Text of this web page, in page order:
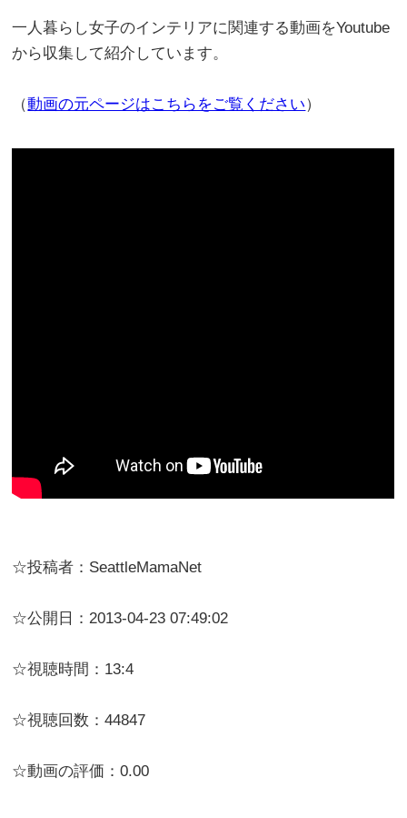
一人暮らし女子のインテリアに関連する動画をYoutube
から収集して紹介しています。
（動画の元ページはこちらをご覧ください）
☆投稿者：SeattleMamaNet
☆公開日：2013-04-23 07:49:02
☆視聴時間：13:4
☆視聴回数：44847
☆動画の評価：0.00